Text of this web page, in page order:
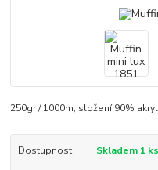
250gr / 1000m, složení 90%
Dostupnost Skladem 1 ks